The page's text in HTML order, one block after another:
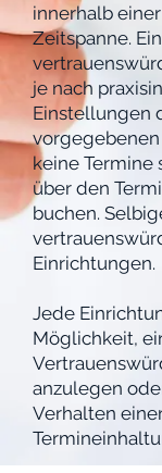
innerhalb
Zeitspanne.
je nach
Einstellungen
keine Termine
über den
buchen.
Einrichtungen.
Jede
Möglichkeit,
anzulegen
Verhalten